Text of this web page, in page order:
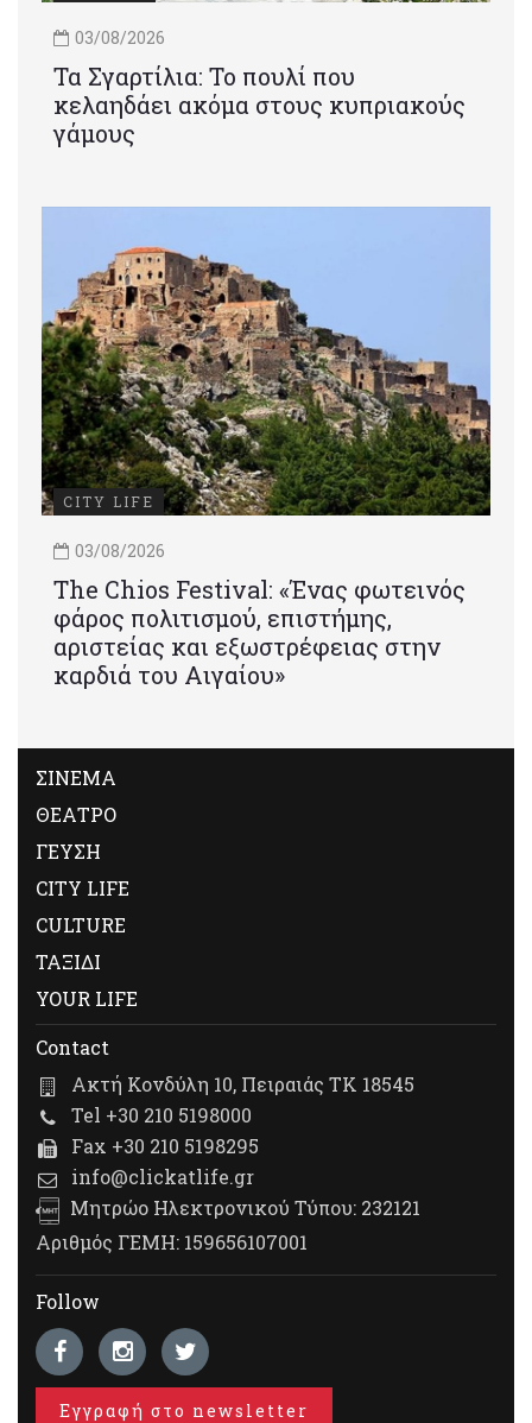
03/08/2026
Τα Σγαρτίλια: Το πουλί που
κελαηδάει ακόμα στους κυπριακούς
γάμους
CITY LIFE
03/08/2026
Τhe Chios Festival: «Ένας φωτεινός
φάρος πολιτισμού, επιστήμης,
αριστείας και εξωστρέφειας στην
καρδιά του Αιγαίου»
ΣΙΝΕΜΑ
ΘΕΑΤΡΟ
ΓΕΥΣΗ
CITY LIFE
CULTURE
ΤΑΞΙΔΙ
YOUR LIFE
Contact
Ακτή Κονδύλη 10, Πειραιάς ΤΚ 18545
Tel +30 210 5198000
Fax +30 210 5198295
info@clickatlife.gr
Μητρώο Ηλεκτρονικού Τύπου: 232121
Αριθμός ΓΕΜΗ: 159656107001
Follow
Εγγραφή στο newsletter